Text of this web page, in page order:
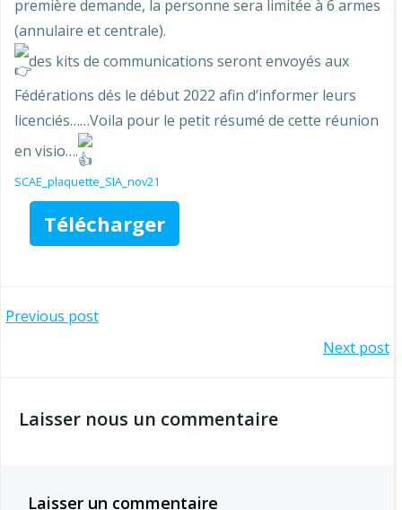
première demande, la personne sera limitée à 6 armes
(annulaire et centrale).
des kits de communications seront envoyés aux
Fédérations dés le début 2022 afin d’informer leurs
licenciés……Voila pour le petit résumé de cette réunion
en visio….
SCAE_plaquette_SIA_nov21
Télécharger
Navigation
l’article
Previous post
de
l’article
Next post
Laisser nous un commentaire
Laisser un commentaire